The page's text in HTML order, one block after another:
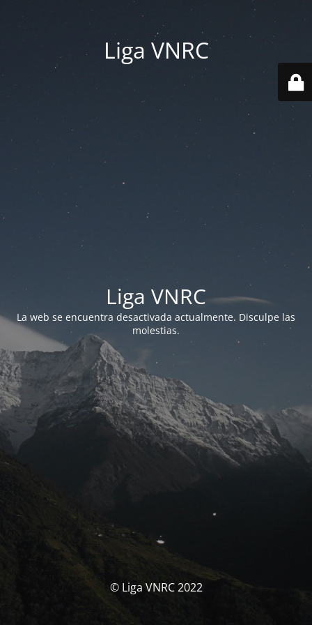
Liga VNRC
Liga VNRC
La web se encuentra desactivada actualmente. Disculpe las
molestias.
© Liga VNRC 2022